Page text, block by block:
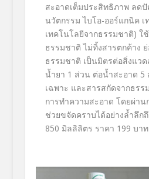
สะอาดเต็มประสิทธิภาพ ลด
นวัตกรรม ไบโอ-ออร์แกนิค เ
เทคโนโลยีจากธรรมชาติ) ใ
ธรรมชาติ ไม่ทิ้งสารตกค้าง
ธรรมชาติ เป็นมิตรต่อสิ่งแว
น้ำยา 1 ส่วน ต่อน้ำสะอาด 5
เฉพาะ และสารสกัดจากธรร
การทำความสะอาด โดยผ่า
ช่วยขจัดคราบได้อย่างล้ำลึก
850 มิลลิลิตร ราคา 199 บาท